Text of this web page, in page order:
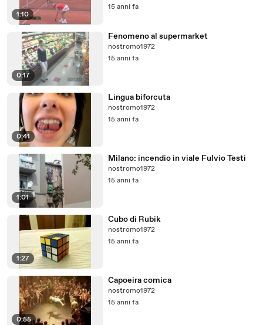
1:10
15 anni fa
0:17
Fenomeno al supermarket
nostromo1972
15 anni fa
0:41
Lingua biforcuta
nostromo1972
15 anni fa
1:01
Milano: incendio in viale Fulvio Testi
nostromo1972
15 anni fa
1:27
Cubo di Rubik
nostromo1972
15 anni fa
0:55
Capoeira comica
nostromo1972
15 anni fa